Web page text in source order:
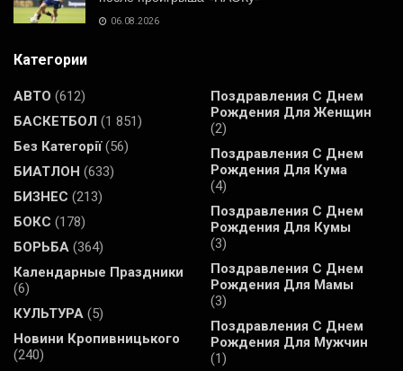
06.08.2026
Категории
АВТО (612)
БАСКЕТБОЛ (1 851)
Без Категорії(56)
БИАТЛОН (633)
БИЗНЕС (213)
БОКС (178)
БОРЬБА (364)
Календарные Праздники
(6)
КУЛЬТУРА (5)
Новини Кропивницького
(240)
Поздравления С Днем
Рождения Для Женщин
(2)
Поздравления С Днем
Рождения Для Кума
(4)
Поздравления С Днем
Рождения Для Кумы
(3)
Поздравления С Днем
Рождения Для Мамы
(3)
Поздравления С Днем
Рождения Для Мужчин
(1)